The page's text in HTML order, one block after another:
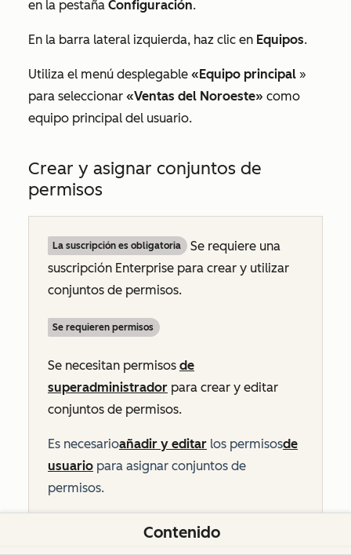
en la pestaña Configuración.
En la barra lateral izquierda, haz clic en Equipos.
Utiliza el menú desplegable «Equipo principal »
para seleccionar «Ventas del Noroeste» como
equipo principal del usuario.
Crear y asignar conjuntos de
permisos
La suscripción es obligatoria
Se requiere una
suscripción Enterprise para crear y utilizar
conjuntos de permisos.
Se requieren permisos
Se necesitan permisos de
superadministrador para crear y editar
conjuntos de permisos.
Es necesarioañadir y editar los permisosde
usuario para asignar conjuntos de
permisos.
Dado que el equipo de ventas del noroeste
Contenido